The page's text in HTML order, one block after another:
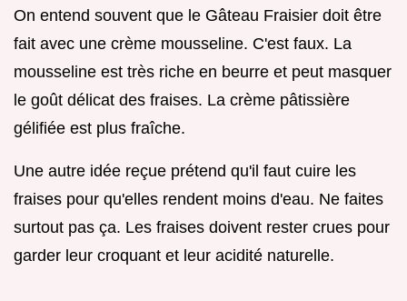
On entend souvent que le Gâteau Fraisier doit être
fait avec une crème mousseline. C'est faux. La
mousseline est très riche en beurre et peut masquer
le goût délicat des fraises. La crème pâtissière
gélifiée est plus fraîche.
Une autre idée reçue prétend qu'il faut cuire les
fraises pour qu'elles rendent moins d'eau. Ne faites
surtout pas ça. Les fraises doivent rester crues pour
garder leur croquant et leur acidité naturelle.